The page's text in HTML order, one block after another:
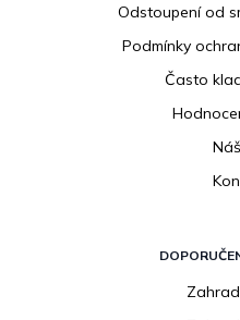
Odstoupení od
Podmínky
Často